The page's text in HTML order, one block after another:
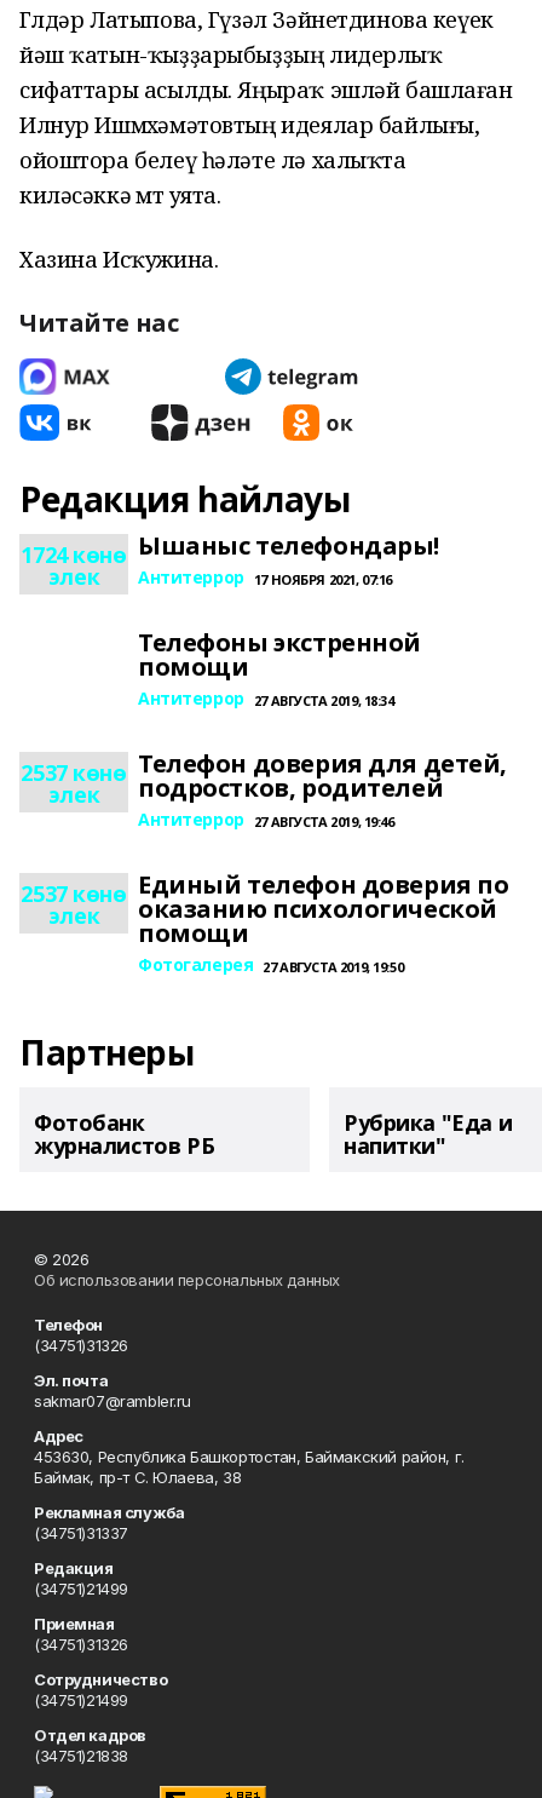
Гөлдәр Латыпова, Гүзәл Зәйнетдинова кеүек
йәш ҡатын-ҡыҙҙарыбыҙҙың лидерлыҡ
сифаттары асылды. Яңыраҡ эшләй башлаған
Илнур Ишмөхәмәтовтың идеялар байлығы,
ойоштора белеү һәләте лә халыҡта
киләсәккә өмөт уята.
Хазина Исҡужина.
Читайте нас
Редакция һайлауы
1724 көнө
элек
Ышаныс телефондары!
Антитеррор 17 НОЯБРЯ 2021, 07:16
Телефоны экстренной
помощи
Антитеррор 27 АВГУСТА 2019, 18:34
2537 көнө
элек
Телефон доверия для детей,
подростков, родителей
Антитеррор 27 АВГУСТА 2019, 19:46
2537 көнө
элек
Единый телефон доверия по
оказанию психологической
помощи
Фотогалерея 27 АВГУСТА 2019, 19:50
Партнеры
Фотобанк
журналистов РБ
Рубрика "Еда и
напитки"
© 2026
Об использовании персональных данных
Телефон
(34751)31326
Эл. почта
sakmar07@rambler.ru
Адрес
453630, Республика Башкортостан, Баймакский район, г.
Баймак, пр-т С. Юлаева, 38
Рекламная служба
(34751)31337
Редакция
(34751)21499
Приемная
(34751)31326
Сотрудничество
(34751)21499
Отдел кадров
(34751)21838